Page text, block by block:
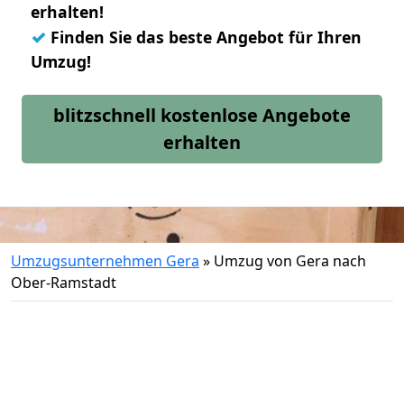
erhalten!
✓ Finden Sie das beste Angebot für Ihren
Umzug!
blitzschnell kostenlose Angebote
erhalten
Umzugsunternehmen Gera » Umzug von Gera nach
Ober-Ramstadt